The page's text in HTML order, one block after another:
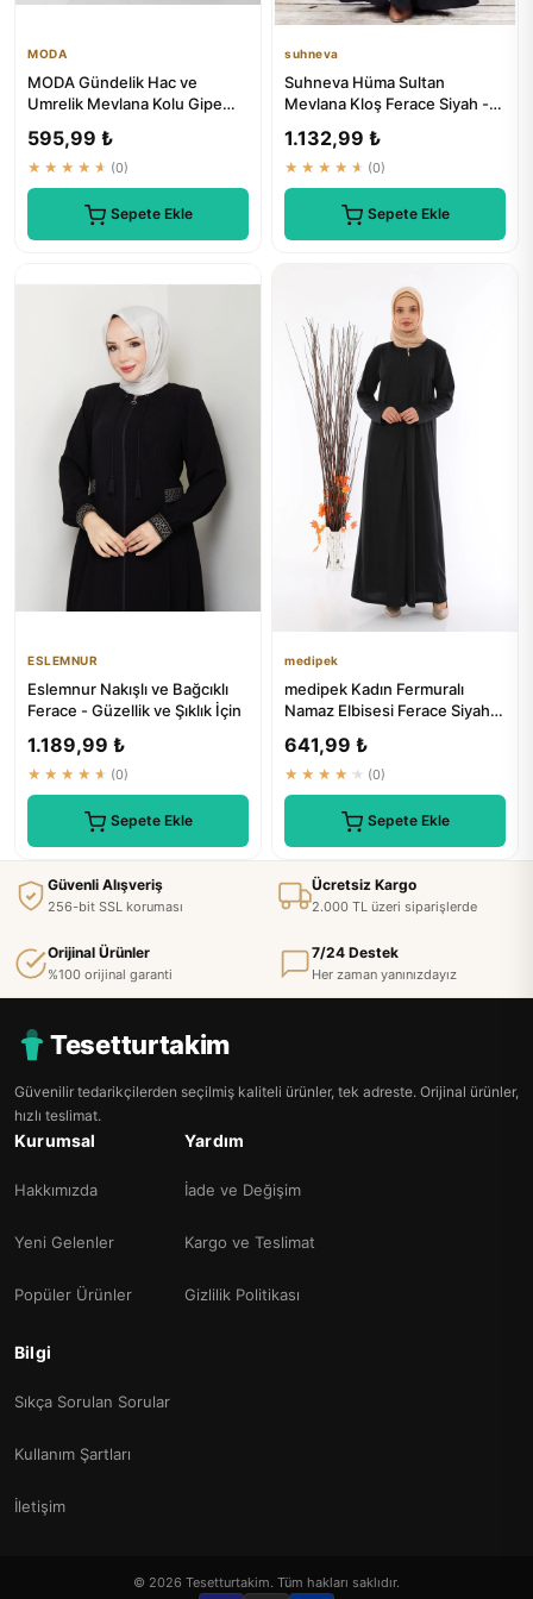
MODA
MODA Gündelik Hac ve
Umrelik Mevlana Kolu Gipe
595,99 ₺
★★★★★ (0)
Sepete Ekle
suhneva
Suhneva Hüma Sultan
Mevlana Kloş Ferace Siyah -
1.132,99 ₺
★★★★★ (0)
Sepete Ekle
ESLEMNUR
Eslemnur Nakışlı ve Bağcıklı
Ferace - Güzellik ve Şıklık İçin
1.189,99 ₺
★★★★★ (0)
Sepete Ekle
medipek
medipek Kadın Fermuralı
Namaz Elbisesi Ferace Siyah -
641,99 ₺
★★★★★ (0)
Sepete Ekle
Güvenli Alışveriş
256-bit SSL koruması
Ücretsiz Kargo
2.000 TL üzeri siparişlerde
Orijinal Ürünler
%100 orijinal garanti
7/24 Destek
Her zaman yanınızdayız
Tesetturtakim
Güvenilir tedarikçilerden seçilmiş kaliteli ürünler, tek adreste. Orijinal ürünler,
hızlı teslimat.
Kurumsal
Hakkımızda
Yeni Gelenler
Popüler Ürünler
Yardım
İade ve Değişim
Kargo ve Teslimat
Gizlilik Politikası
Bilgi
Sıkça Sorulan Sorular
Kullanım Şartları
İletişim
© 2026 Tesetturtakim. Tüm hakları saklıdır.